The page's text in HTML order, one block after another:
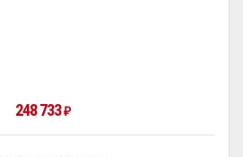
248 733 ₽